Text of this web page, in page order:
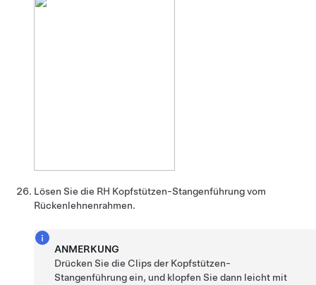
Lösen Sie die RH Kopfstützen-Stangenführung vom
Rückenlehnenrahmen.
ANMERKUNG
Drücken Sie die Clips der Kopfstützen-
Stangenführung ein, und klopfen Sie dann leicht mit